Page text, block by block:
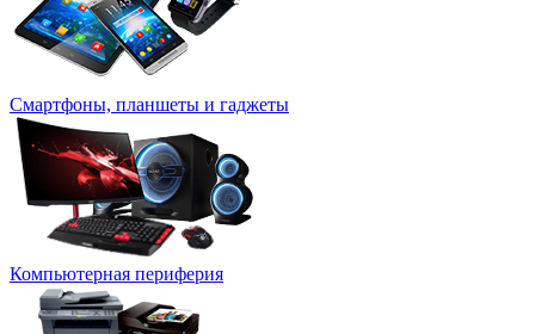
Смартфоны, планшеты и гаджеты
Компьютерная периферия